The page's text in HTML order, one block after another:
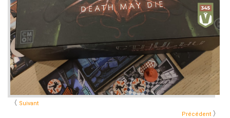
〈 Suivant
Précédent 〉